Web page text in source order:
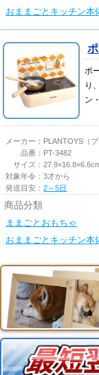
おままごとキッチン本
ポ
り
ン
メーカー： PLANTOYS（プ
品番： PT-3482
サイズ：
対象年令：3才から
発送目安：2～5日
商品分類
ままごとおもちゃ
おままごとキッチン本